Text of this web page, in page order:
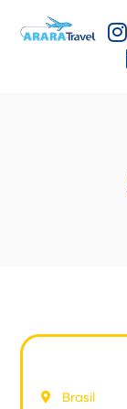
Brasil